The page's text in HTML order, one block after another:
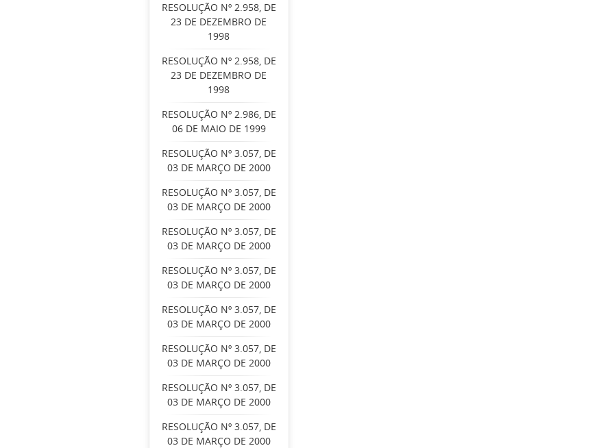
RESOLUÇÃO Nº 2.958, DE
23 DE DEZEMBRO DE
1998
RESOLUÇÃO Nº 2.958, DE
23 DE DEZEMBRO DE
1998
RESOLUÇÃO Nº 2.986, DE
06 DE MAIO DE 1999
RESOLUÇÃO Nº 3.057, DE
03 DE MARÇO DE 2000
RESOLUÇÃO Nº 3.057, DE
03 DE MARÇO DE 2000
RESOLUÇÃO Nº 3.057, DE
03 DE MARÇO DE 2000
RESOLUÇÃO Nº 3.057, DE
03 DE MARÇO DE 2000
RESOLUÇÃO Nº 3.057, DE
03 DE MARÇO DE 2000
RESOLUÇÃO Nº 3.057, DE
03 DE MARÇO DE 2000
RESOLUÇÃO Nº 3.057, DE
03 DE MARÇO DE 2000
RESOLUÇÃO Nº 3.057, DE
03 DE MARÇO DE 2000